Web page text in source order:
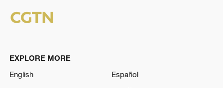
EXPLORE MORE
English
Español